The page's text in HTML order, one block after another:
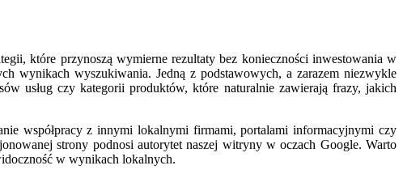
które przynoszą wymierne rezultaty bez konieczności inwestowania w
wynikach wyszukiwania. Jedną z podstawowych, a zarazem niezwykle
usług czy kategorii produktów, które naturalnie zawierają frazy, jakich
współpracy z innymi lokalnymi firmami, portalami informacyjnymi czy
strony podnosi autorytet naszej witryny w oczach Google. Warto
w wynikach lokalnych.